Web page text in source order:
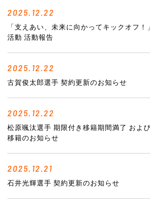
2025.12.22
「支えあい、未来に向かってキックオフ
活動 活動報告
2025.12.22
古賀俊太郎選手 契約更新のお知らせ
2025.12.22
松原颯汰選手 期限付き移籍期間満了 およ
移籍のお知らせ
2025.12.21
石井光輝選手 契約更新のお知らせ